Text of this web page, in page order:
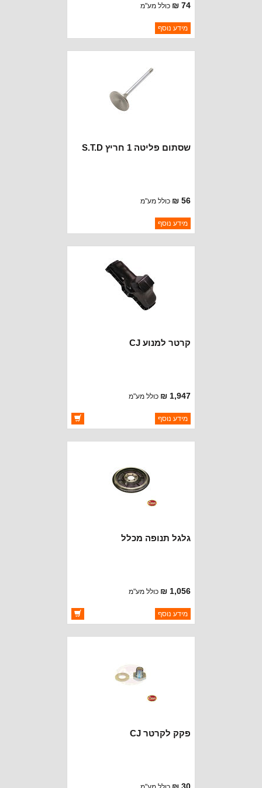
74 ₪ כולל מע"מ
ברקוד: 32604-O/S
יצרן:MOPAR CHRYSLER
מידע נוסף
שסתום פליטה 1 חריץ S.T.D
56 ₪ כולל מע"מ
ברקוד: 32604-STD
יצרן:MOPAR CHRYSLER
מידע נוסף
קרטר למנוע CJ
1,947 ₪ כולל מע"מ
ברקוד: 3243152
יצרן:MOPAR CHRYSLER
מידע נוסף
גלגל תנופה מכלל
1,056 ₪ כולל מע"מ
ברקוד: 3240094
יצרן:CROWN AUTOMOTIVE
מידע נוסף
פקק לקרטר CJ